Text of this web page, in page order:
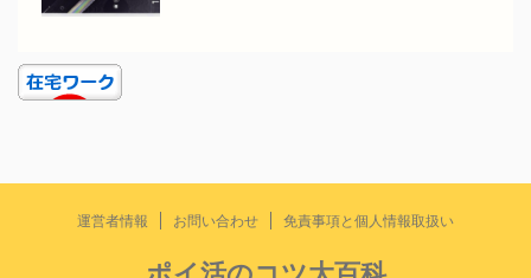
運営者情報 お問い合わせ 免責事項と個人情報取扱い